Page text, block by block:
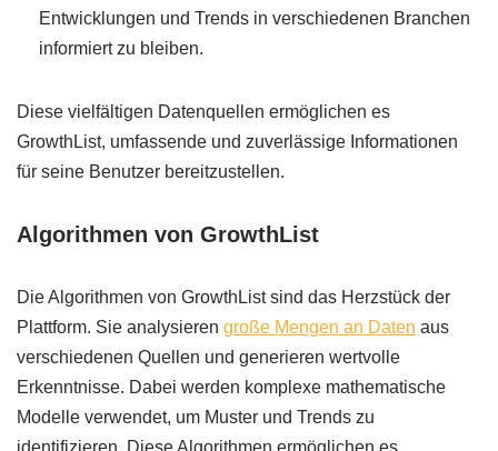
Entwicklungen und Trends in verschiedenen Branchen
informiert zu bleiben.
Diese vielfältigen Datenquellen ermöglichen es
GrowthList, umfassende und zuverlässige Informationen
für seine Benutzer bereitzustellen.
Algorithmen von GrowthList
Die Algorithmen von GrowthList sind das Herzstück der
Plattform. Sie analysieren große Mengen an Daten aus
verschiedenen Quellen und generieren wertvolle
Erkenntnisse. Dabei werden komplexe mathematische
Modelle verwendet, um Muster und Trends zu
identifizieren. Diese Algorithmen ermöglichen es